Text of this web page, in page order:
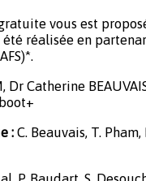
vous est
réalisée en
Dr Catherine
: C. Beauvais, T. Pham,